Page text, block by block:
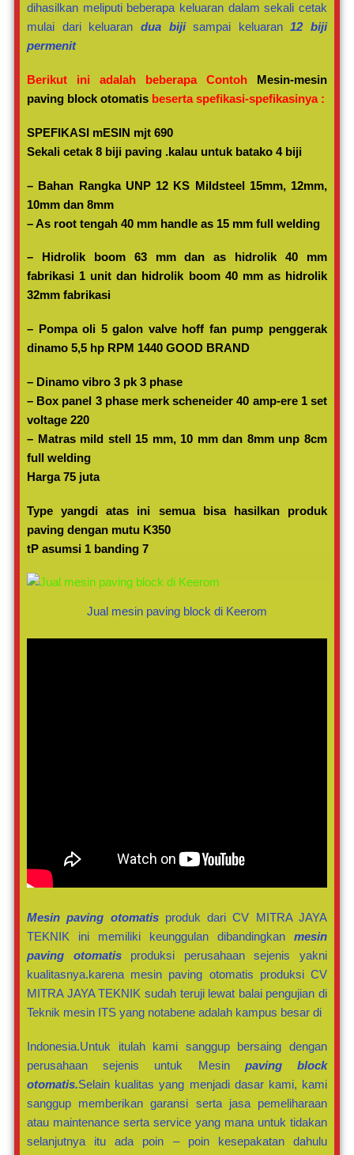
dihasilkan meliputi beberapa keluaran dalam sekali cetak
mulai dari keluaran dua biji sampai keluaran12 biji
permenit
Berikut ini adalah beberapa Contoh Mesin-mesin
paving block otomatis beserta spefikasi-spefikasinya :
SPEFIKASI mESIN mjt 690
Sekali cetak 8 biji paving .kalau untuk batako 4 biji
– Bahan Rangka UNP 12 KS Mildsteel 15mm, 12mm,
10mm dan 8mm
– As root tengah 40 mm handle as 15 mm full welding
– Hidrolik boom 63 mm dan as hidrolik 40 mm
fabrikasi 1 unit dan hidrolik boom 40 mm as hidrolik
32mm fabrikasi
– Pompa oli 5 galon valve hoff fan pump penggerak
dinamo 5,5 hp RPM 1440 GOOD BRAND
– Dinamo vibro 3 pk 3 phase
– Box panel 3 phase merk scheneider 40 amp-ere 1 set
voltage 220
– Matras mild stell 15 mm, 10 mm dan 8mm unp 8cm
full welding
Harga 75 juta
Type yangdi atas ini semua bisa hasilkan produk
paving dengan mutu K350
tP asumsi 1 banding 7
Jual mesin paving block di Keerom
Mesin paving otomatisproduk dari CV MITRA JAYA
TEKNIK ini memiliki keunggulan dibandingkan mesin
paving otomatisproduksi perusahaan sejenis yakni
kualitasnya.karena mesin paving otomatis produksi CV
MITRA JAYA TEKNIK sudah teruji lewat balai pengujian di
Teknik mesin ITS yang notabene adalah kampus besar di
Indonesia.Untuk itulah kami sanggup bersaing dengan
perusahaan sejenis untuk Mesin paving block
otomatis.Selain kualitas yang menjadi dasar kami, kami
sanggup memberikan garansi serta jasa pemeliharaan
atau maintenance serta service yang mana untuk tidakan
selanjutnya itu ada poin – poin kesepakatan dahulu